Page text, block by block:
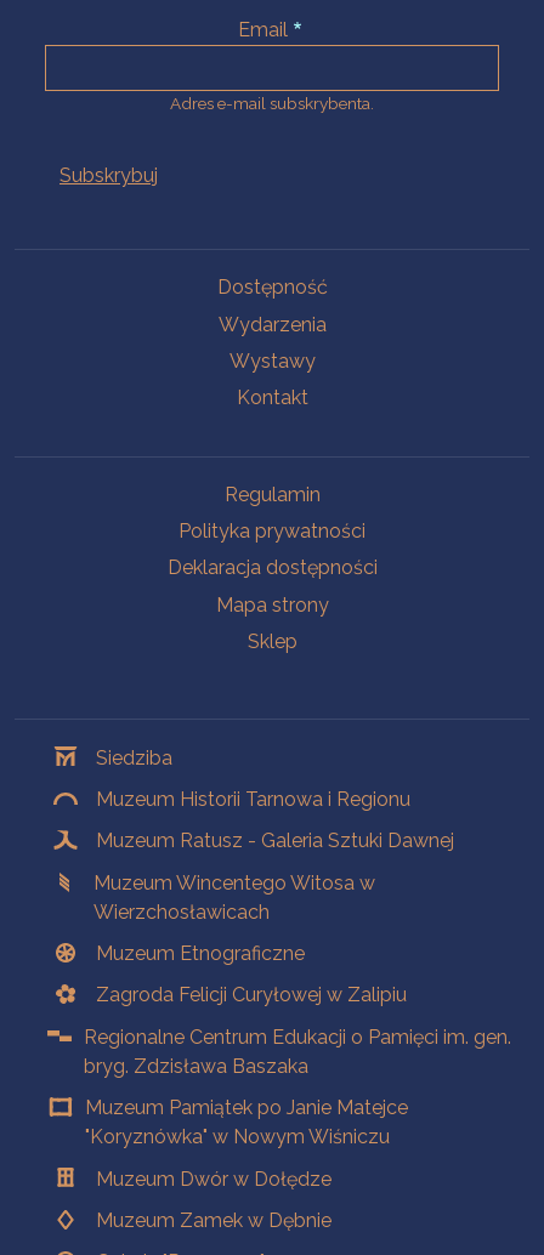
Email
Adres e-mail subskrybenta.
Dostępność
Wydarzenia
Wystawy
Kontakt
Regulamin
Polityka prywatności
Deklaracja dostępności
Mapa strony
Sklep
Siedziba
Muzeum Historii Tarnowa i Regionu
Muzeum Ratusz - Galeria Sztuki Dawnej
Muzeum Wincentego Witosa w
Wierzchosławicach
Muzeum Etnograficzne
Zagroda Felicji Curyłowej w Zalipiu
Regionalne Centrum Edukacji o Pamięci im. gen.
bryg. Zdzisława Baszaka
Muzeum Pamiątek po Janie Matejce
"Koryznówka" w Nowym Wiśniczu
Muzeum Dwór w Dołędze
Muzeum Zamek w Dębnie